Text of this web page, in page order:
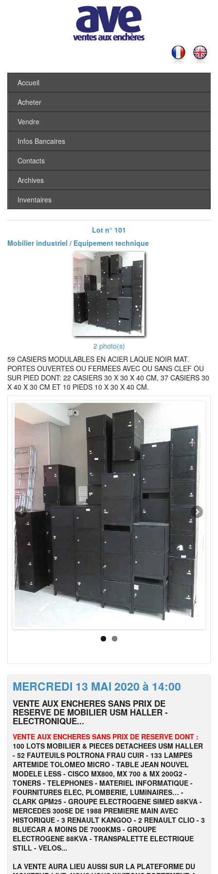
Accueil
Acheter
Vendre
Infos Bancaires
Contacts
Archives
Inventaires
Lot n° 101
Mobilier industriel / Equipement technique
2 photo(s)
59 CASIERS MODULABLES EN ACIER LAQUE NOIR MAT.
PORTES OUVERTES OU FERMEES AVEC OU SANS CLEF OU
SUR PIED DONT: 22 CASIERS 30 X 30 X 40 CM, 37 CASIERS 30
X 40 X 30 CM ET 10 PIEDS 10 X 30 X 40 CM.
MERCREDI 13 MAI 2020 à 14:00
VENTE AUX ENCHERES SANS PRIX DE
RESERVE DE MOBILIER USM HALLER -
ELECTRONIQUE...
VENTE AUX ENCHERES SANS PRIX DE RESERVE DONT :
100 LOTS MOBILIER & PIECES DETACHEES USM HALLER
- 52 FAUTEUILS POLTRONA FRAU CUIR - 133 LAMPES
ARTEMIDE TOLOMEO MICRO - TABLE JEAN NOUVEL
MODELE LESS - CISCO MX800, MX 700 & MX 200G2 -
TONERS - TELEPHONES - MATERIEL INFORMATIQUE -
FOURNITURES ELEC, PLOMBERIE, LUMINAIRES… -
CLARK GPM25 - GROUPE ELECTROGENE SIMED 88KVA -
MERCEDES 300SE DE 1988 PREMIERE MAIN AVEC
HISTORIQUE - 3 RENAULT KANGOO - 2 RENAULT CLIO - 3
BLUECAR A MOINS DE 7000KMS - GROUPE
ELECTROGENE 88KVA - TRANSPALETTE ELECTRIQUE
STILL - VELOS...
LA VENTE AURA LIEU AUSSI SUR LA PLATEFORME DU